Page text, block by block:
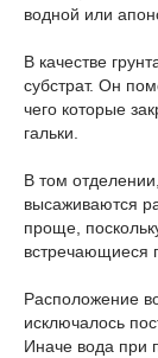
водной или
В качестве
субстрат. Он
чего которые
гальки.
В том
высаживаются
проще,
встречающиеся
Расположение
исключалось
Иначе вода при